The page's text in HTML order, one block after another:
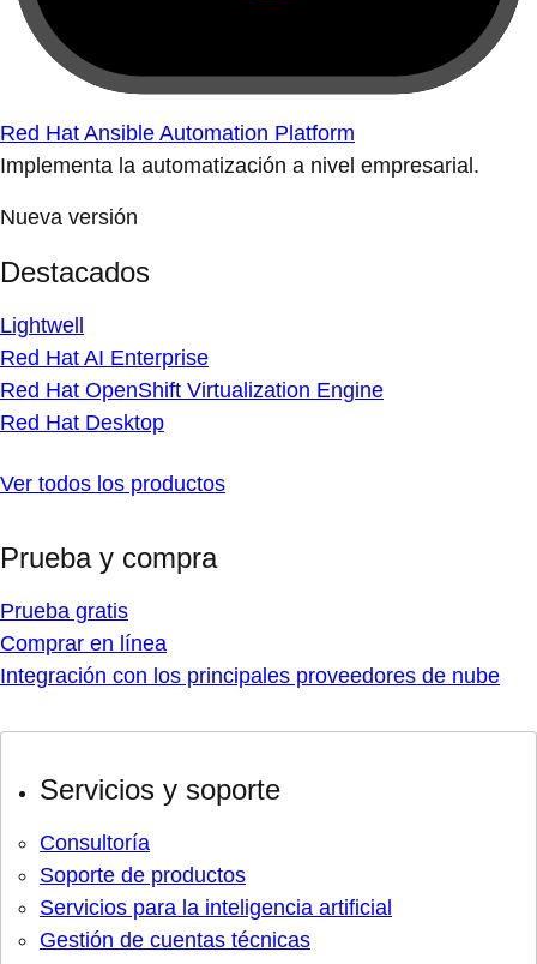
Red Hat Ansible Automation Platform
Implementa la automatización a nivel empresarial.
Nueva versión
Destacados
Lightwell
Red Hat AI Enterprise
Red Hat OpenShift Virtualization Engine
Red Hat Desktop
Ver todos los productos
Prueba y compra
Prueba gratis
Comprar en línea
Integración con los principales proveedores de nube
Servicios y soporte
Consultoría
Soporte de productos
Servicios para la inteligencia artificial
Gestión de cuentas técnicas